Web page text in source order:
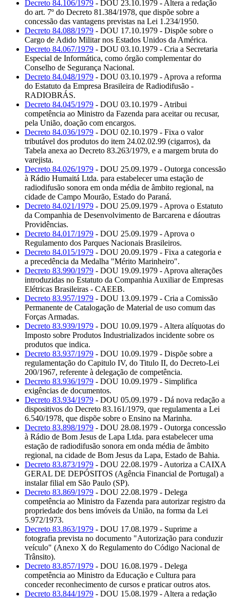
Decreto 84.106/1979 - DOU 23.10.1979 - Altera a redação
do art. 7º do Decreto 81.384/1978, que dispõe sobre a
concessão das vantagens previstas na Lei 1.234/1950.
Decreto 84.088/1979 - DOU 17.10.1979 - Dispõe sobre o
Cargo de Adido Militar nos Estados Unidos da América.
Decreto 84.067/1979 - DOU 03.10.1979 - Cria a Secretaria
Especial de Informática, como órgão complementar do
Conselho de Segurança Nacional.
Decreto 84.048/1979 - DOU 03.10.1979 - Aprova a reforma
do Estatuto da Empresa Brasileira de Radiodifusão -
RADIOBRÁS.
Decreto 84.045/1979 - DOU 03.10.1979 - Atribui
competência ao Ministro da Fazenda para aceitar ou recusar,
pela União, doação com encargos.
Decreto 84.036/1979 - DOU 02.10.1979 - Fixa o valor
tributável dos produtos do item 24.02.02.99 (cigarros), da
Tabela anexa ao Decreto 83.263/1979, e a margem bruta do
varejista.
Decreto 84.026/1979 - DOU 25.09.1979 - Outorga concessão
à Rádio Humaitá Ltda. para estabelecer uma estação de
radiodifusão sonora em onda média de âmbito regional, na
cidade de Campo Mourão, Estado do Paraná.
Decreto 84.021/1979 - DOU 25.09.1979 - Aprova o Estatuto
da Companhia de Desenvolvimento de Barcarena e dáoutras
Providências.
Decreto 84.017/1979 - DOU 25.09.1979 - Aprova o
Regulamento dos Parques Nacionais Brasileiros.
Decreto 84.015/1979 - DOU 20.09.1979 - Fixa a categoria e
a precedência da Medalha "Mérito Marinheiro".
Decreto 83.990/1979 - DOU 19.09.1979 - Aprova alterações
introduzidas no Estatuto da Companhia Auxiliar de Empresas
Elétricas Brasileiras - CAEEB.
Decreto 83.957/1979 - DOU 13.09.1979 - Cria a Comissão
Permanente de Catalogação de Material de uso comum das
Forças Armadas.
Decreto 83.939/1979 - DOU 10.09.1979 - Altera alíquotas do
Imposto sobre Produtos Industrializados incidente sobre os
produtos que indica.
Decreto 83.937/1979 - DOU 10.09.1979 - Dispõe sobre a
regulamentação do Capitulo IV, do Titulo II, do Decreto-Lei
200/1967, referente à delegação de competência.
Decreto 83.936/1979 - DOU 10.09.1979 - Simplifica
exigências de documentos.
Decreto 83.934/1979 - DOU 05.09.1979 - Dá nova redação a
dispositivos do Decreto 83.161/1979, que regulamenta a Lei
6.540/1978, que dispõe sobre o Ensino na Marinha.
Decreto 83.898/1979 - DOU 28.08.1979 - Outorga concessão
à Rádio de Bom Jesus de Lapa Ltda. para estabelecer uma
estação de radiodifusão sonora em onda média de âmbito
regional, na cidade de Bom Jesus da Lapa, Estado de Bahia.
Decreto 83.873/1979 - DOU 22.08.1979 - Autoriza a CAIXA
GERAL DE DEPÓSITOS (Agência Financial de Portugal) a
instalar filial em São Paulo (SP).
Decreto 83.869/1979 - DOU 22.08.1979 - Delega
competência ao Ministro da Fazenda para autorizar registro da
propriedade dos bens imóveis da União, na forma da Lei
5.972/1973.
Decreto 83.863/1979 - DOU 17.08.1979 - Suprime a
fotografia prevista no documento "Autorização para conduzir
veículo" (Anexo X do Regulamento do Código Nacional de
Trânsito).
Decreto 83.857/1979 - DOU 16.08.1979 - Delega
competência ao Ministro da Educação e Cultura para
conceder reconhecimento de cursos e praticar outros atos.
Decreto 83.844/1979 - DOU 15.08.1979 - Altera a redação